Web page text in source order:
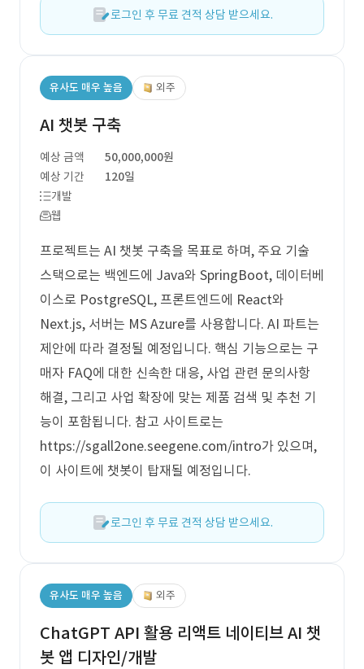
로그인 후 무료 견적 상담 받으세요.
유사도 매우 높음 외주
AI 챗봇 구축
예상 금액
50,000,000원
예상 기간
120일
개발
웹
프로젝트는 AI 챗봇 구축을 목표로 하며, 주요 기술
스택으로는 백엔드에 Java와 SpringBoot, 데이터베
이스로 PostgreSQL, 프론트엔드에 React와
Next.js, 서버는 MS Azure를 사용합니다. AI 파트는
제안에 따라 결정될 예정입니다. 핵심 기능으로는 구
매자 FAQ에 대한 신속한 대응, 사업 관련 문의사항
해결, 그리고 사업 확장에 맞는 제품 검색 및 추천 기
능이 포함됩니다. 참고 사이트로는
https://sgall2one.seegene.com/intro가 있으며,
이 사이트에 챗봇이 탑재될 예정입니다.
로그인 후 무료 견적 상담 받으세요.
유사도 매우 높음 외주
ChatGPT API 활용 리액트 네이티브 AI 챗
봇 앱 디자인/개발